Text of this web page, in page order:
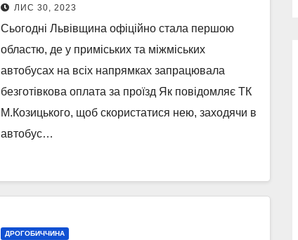
ЛИС 30, 2023
Сьогодні Львівщина офіційно стала першою
областю, де у приміських та міжміських
автобусах на всіх напрямках запрацювала
безготівкова оплата за проїзд Як повідомляє ТК
М.Козицького, щоб скористатися нею, заходячи в
автобус…
ДРОГОБИЧЧИНА